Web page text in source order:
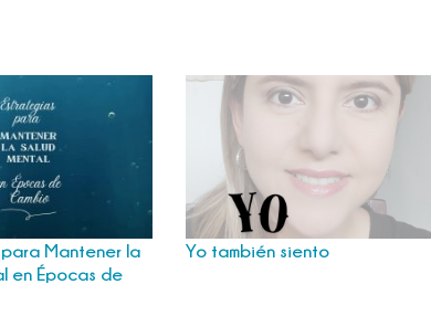
Mantener la
en Épocas de
Yo también siento